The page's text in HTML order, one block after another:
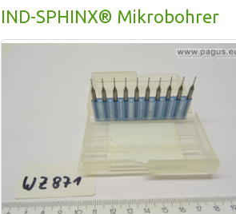
IND-SPHINX® Mikrobohrer